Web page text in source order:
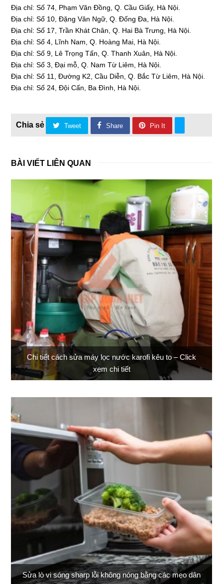
Địa chỉ: Số 74, Phạm Văn Đồng, Q. Cầu Giấy, Hà Nội.
Địa chỉ: Số 10, Đặng Văn Ngữ, Q. Đống Đa, Hà Nội.
Địa chỉ: Số 17, Trần Khát Chân, Q. Hai Bà Trưng, Hà Nội.
Địa chỉ: Số 4, Lĩnh Nam, Q. Hoàng Mai, Hà Nội.
Địa chỉ: Số 9, Lê Trọng Tấn, Q. Thanh Xuân, Hà Nội.
Địa chỉ: Số 3, Đại mỗ, Q. Nam Từ Liêm, Hà Nội.
Địa chỉ: Số 11, Đường K2, Cầu Diễn, Q. Bắc Từ Liêm, Hà Nội.
Địa chỉ: Số 24, Đội Cấn, Ba Đình, Hà Nội.
Tweet Share Pin It
BÀI VIẾT LIÊN QUAN
Chi tiết cách sửa máy lọc nước karofi kêu to – Click
xem chi tiết
Sửa lò vi sóng sharp lỗi không nóng bằng các mẹo dân